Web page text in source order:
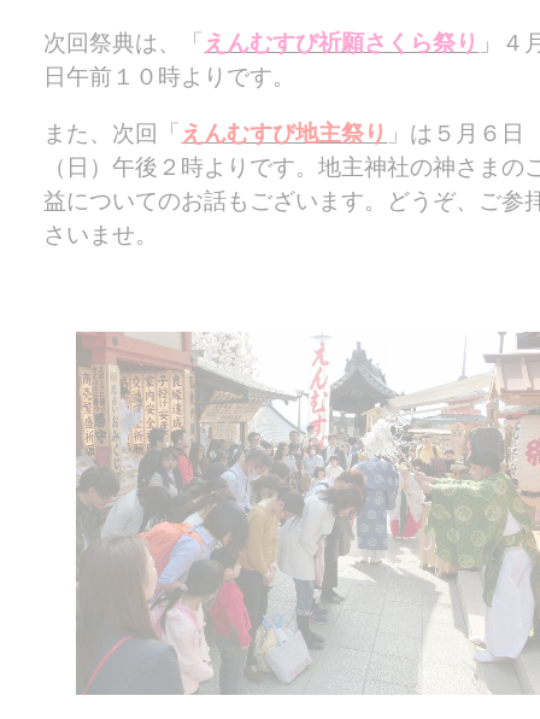
次回祭典は、「 えんむすび祈願さくら祭り 」４
日午前１０時よりです。
また、次回「 えんむすび地主祭り 」は５月６日
（日）午後２時よりです。地主神社の神さまの
益についてのお話もございます。どうぞ、ご参
さいませ。